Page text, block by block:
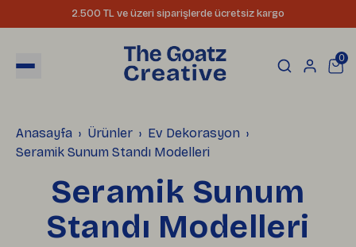
2.500 TL ve üzeri siparişlerde ücretsiz kargo
0
Anasayfa Ürünler
Ev Dekorasyon
Seramik Sunum Standı Modelleri
Seramik Sunum
Standı Modelleri